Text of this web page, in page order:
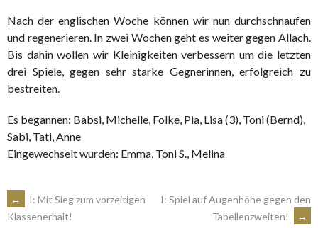
Nach der englischen Woche können wir nun durchschnaufen
und regenerieren. In zwei Wochen geht es weiter gegen Allach.
Bis dahin wollen wir Kleinigkeiten verbessern um die letzten
drei Spiele, gegen sehr starke Gegnerinnen, erfolgreich zu
bestreiten.
Es begannen: Babsi, Michelle, Folke, Pia, Lisa (3), Toni (Bernd),
Sabi, Tati, Anne
Eingewechselt wurden: Emma, Toni S., Melina
ARTIKEL-
←
I: Mit Sieg zum vorzeitigen
Klassenerhalt!
I: Spiel auf Augenhöhe gegen den
Tabellenzweiten!
→